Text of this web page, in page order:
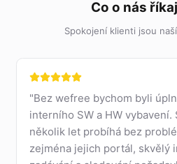
Co o nás
Spokojení klienti jsou
"Bez wefree bychom byli
interního SW a HW
několik let probíhá bez
zejména jejich portál, skvělý